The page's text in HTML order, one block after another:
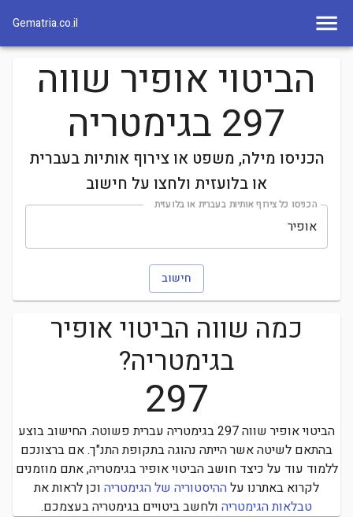
Gematria.co.il
הביטוי אופיר שווה
297 בגימטריה
הכניסו מילה, משפט או צירוף אותיות בעברית
או בלועזית ולחצו על חישוב
הכניסו כל צירוף אותיות בעברית או בלועזית
חישוב
כמה שווה הביטוי אופיר
בגימטריה?
297
הביטויאופיר שווה297בגימטריה עברית פשוטה.החישוב בוצע
בהתאם לשיטה אשר הייתה נהוגה בתקופת התנ"ך. אם ברצונכם
ללמוד עוד על כיצד חושב הביטויאופירבגימטריה, אתם מוזמנים
לקרוא באתרנו עלההיסטוריה של הגימטריה וכן לראות את
טבלאות הגימטריה ולחשב ביטויים בגימטריה בעצמכם.